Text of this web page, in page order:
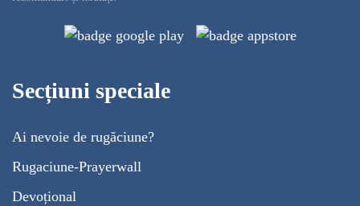
Secțiuni speciale
Ai nevoie de rugăciune?
Rugaciune-Prayerwall
Devoțional